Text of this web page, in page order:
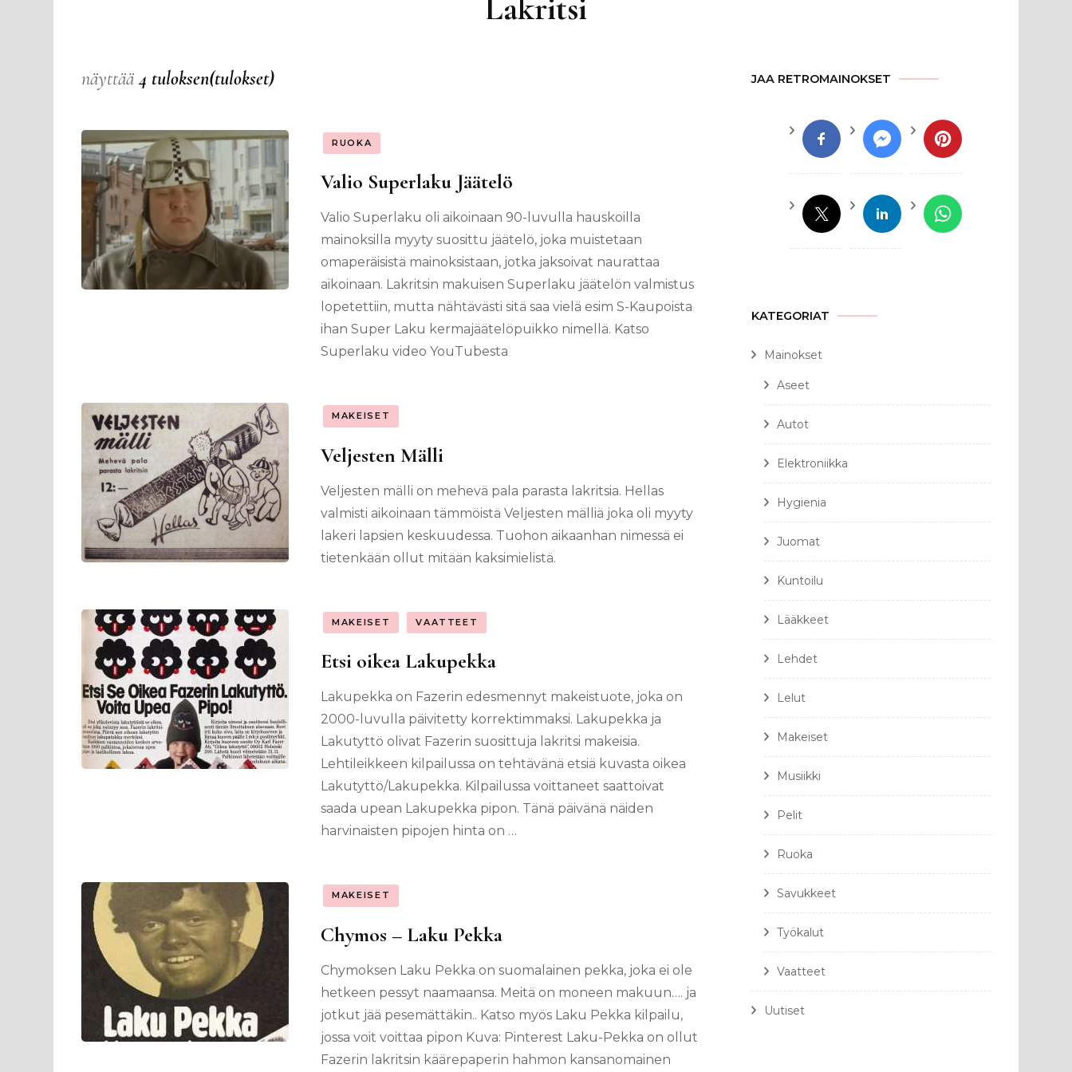
näyttää 4 tuloksen(tulokset)
RUOKA
Valio Superlaku Jäätelö
Valio Superlaku oli aikoinaan 90-luvulla hauskoilla
mainoksilla myyty suosittu jäätelö, joka muistetaan
omaperäisistä mainoksistaan, jotka jaksoivat naurattaa
aikoinaan. Lakritsin makuisen Superlaku jäätelön valmistus
lopetettiin, mutta nähtävästi sitä saa vielä esim S-Kaupoista
ihan Super Laku kermajäätelöpuikko nimellä. Katso
Superlaku video YouTubesta
MAKEISET
Veljesten Mälli
Veljesten mälli on mehevä pala parasta lakritsia. Hellas
valmisti aikoinaan tämmöistä Veljesten mälliä joka oli myyty
lakeri lapsien keskuudessa. Tuohon aikaanhan nimessä ei
tietenkään ollut mitään kaksimielistä.
MAKEISET VAATTEET
Etsi oikea Lakupekka
Lakupekka on Fazerin edesmennyt makeistuote, joka on
2000-luvulla päivitetty korrektimmaksi. Lakupekka ja
Lakutyttö olivat Fazerin suosittuja lakritsi makeisia.
Lehtileikkeen kilpailussa on tehtävänä etsiä kuvasta oikea
Lakutyttö/Lakupekka. Kilpailussa voittaneet saattoivat
saada upean Lakupekka pipon. Tänä päivänä näiden
harvinaisten pipojen hinta on …
MAKEISET
Chymos – Laku Pekka
Chymoksen Laku Pekka on suomalainen pekka, joka ei ole
hetkeen pessyt naamaansa. Meitä on moneen makuun…. ja
jotkut jää pesemättäkin.. Katso myös Laku Pekka kilpailu,
jossa voit voittaa pipon Kuva: Pinterest Laku-Pekka on ollut
Fazerin lakritsin käärepaperin hahmon kansanomainen
JAA RETROMAINOKSET
KATEGORIAT
Mainokset
Aseet
Autot
Elektroniikka
Hygienia
Juomat
Kuntoilu
Lääkkeet
Lehdet
Lelut
Makeiset
Musiikki
Pelit
Ruoka
Savukkeet
Työkalut
Vaatteet
Uutiset